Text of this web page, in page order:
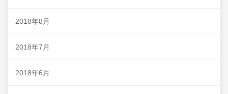
2018年8月
2018年7月
2018年6月